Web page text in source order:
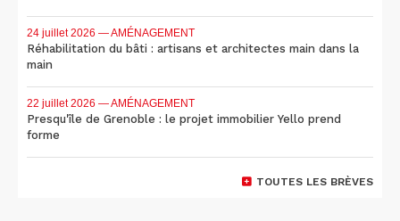
24 juillet 2026 — AMÉNAGEMENT
Réhabilitation du bâti : artisans et architectes main dans la
main
22 juillet 2026 — AMÉNAGEMENT
Presqu'île de Grenoble : le projet immobilier Yello prend
forme
TOUTES LES BRÈVES